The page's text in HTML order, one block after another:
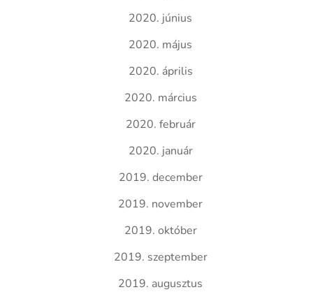
2020. június
2020. május
2020. április
2020. március
2020. február
2020. január
2019. december
2019. november
2019. október
2019. szeptember
2019. augusztus